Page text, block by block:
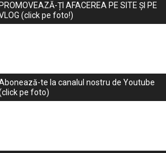
ȚI AFACEREA PE SITE ȘI PE
(click pe foto!)
te la canalul nostru de Youtube
pe foto)